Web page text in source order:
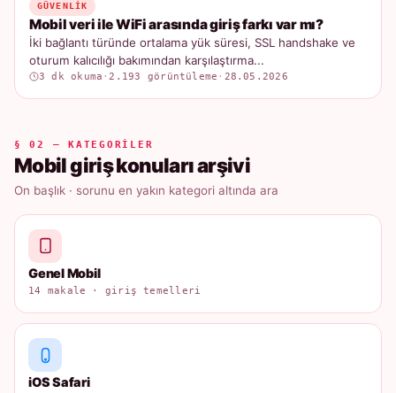
GÜVENLIK
Mobil veri ile WiFi arasında giriş farkı var mı?
İki bağlantı türünde ortalama yük süresi, SSL handshake ve
oturum kalıcılığı bakımından karşılaştırma...
3 dk okuma ·2.193 görüntüleme · 28.05.2026
§ 02 — KATEGORILER
Mobil giriş konuları arşivi
On başlık · sorunu en yakın kategori altında ara
Genel Mobil
14 makale · giriş temelleri
iOS Safari